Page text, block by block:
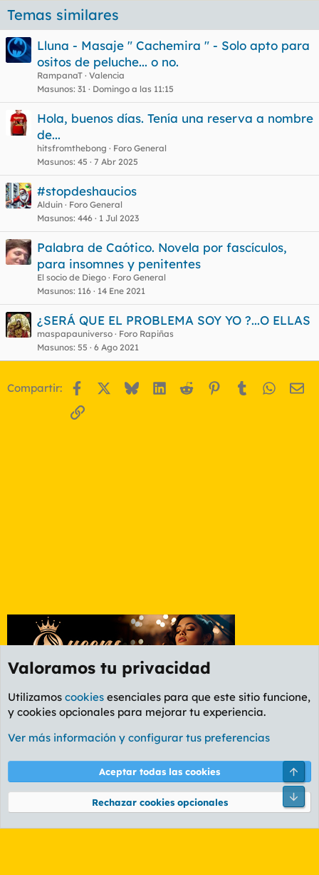
Temas similares
Lluna - Masaje " Cachemira " - Solo apto para
ositos de peluche... o no.
RampanaT Valencia
Masunos 31 Domingo a las 11:15
Hola, buenos días. Tenía una reserva a nombre
de...
hitsfromthebong
Foro General
Masunos 45 7 Abr 2025
#stopdeshaucios
Alduin
Foro General
Masunos 446 1 Jul 2023
Palabra de Caótico. Novela por fascículos,
para insomnes y penitentes
El socio de Diego
Foro General
Masunos 116 14 Ene 2021
¿SERÁ QUE EL PROBLEMA SOY YO ?...O ELLAS
maspapauniverso
Foro Rapiñas
Masunos 55 6 Ago 2021
Compartir: Facebook BlueskyLinkedIn
Reddit Pinterest
Tumblr
Enlace
Foro General
Cookies
PL OLDSTYLE AMARILLO
Términos y reglas Política de privacidad Ayuda
Community platform by XenForo® © 2010-2026 XenForo Ltd.
Valoramos tu privacidad
Utilizamos cookies esenciales para que este sitio funcione,
y cookies opcionales para mejorar tu experiencia.
Ver más información y configurar tus preferencias
Aceptar todas las cookies
Rechazar cookies opcionales
Pie